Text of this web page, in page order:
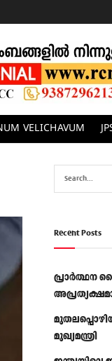
VELICHAVUM
Recent Posts
പ്രാര്‍ത്ഥന
മുഖ്യമന്ത്രി